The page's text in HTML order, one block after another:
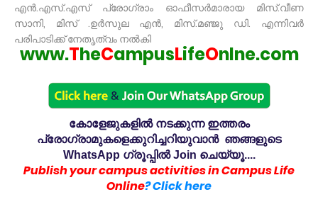
എൻ.എസ്.എസ് പ്രോഗ്രാം ഓഫീസർമാരായ മിസ്.വീണ
സാനി, മിസ് .ഉർസുല എൻ, മിസ്.മഞ്ജു ഡി. എന്നിവർ
പരിപാടിക്ക് നേതൃത്വം നൽകി
www.TheCampusLifeOnlne.com
കോളേജുകളിൽ നടക്കുന്ന ഇത്തരം
പ്രോഗ്രാമുകളെക്കുറിച്ചറിയുവാൻ ഞങ്ങളുടെ
WhatsApp ഗ്രൂപ്പിൽ Join ചെയ്യൂ....
Publish your campus activities in Campus Life
Online? Click here